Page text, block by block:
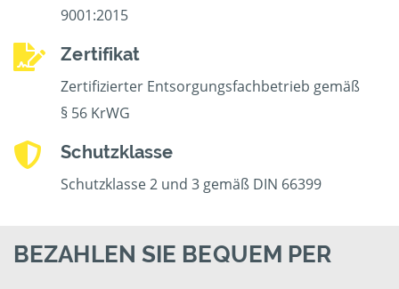
9001:2015
Zertifikat
Zertifizierter Entsorgungsfachbetrieb gemäß
§ 56 KrWG
Schutzklasse
Schutzklasse 2 und 3 gemäß DIN 66399
BEZAHLEN SIE BEQUEM PER